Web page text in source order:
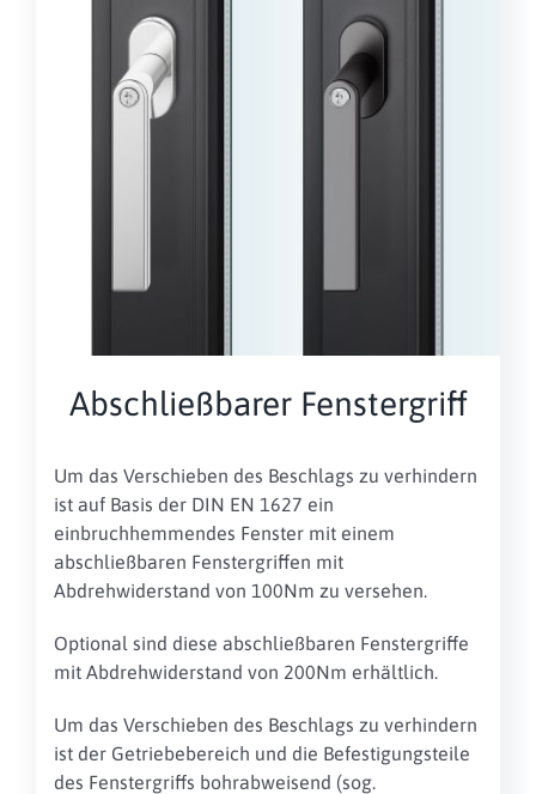
Abschließbarer Fenstergriff
Um das Verschieben des Beschlags zu verhindern
ist auf Basis der DIN EN 1627 ein
einbruchhemmendes Fenster mit einem
abschließbaren Fenstergriffen mit
Abdrehwiderstand von 100Nm zu versehen.
Optional sind diese abschließbaren Fenstergriffe
mit Abdrehwiderstand von 200Nm erhältlich.
Um das Verschieben des Beschlags zu verhindern
ist der Getriebebereich und die Befestigungsteile
des Fenstergriffs bohrabweisend (sog.